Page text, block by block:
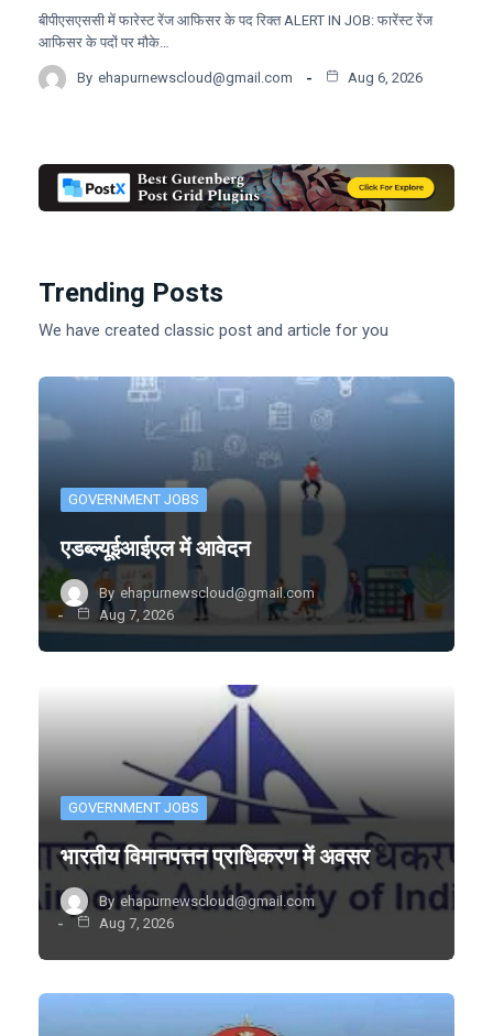
बीपीएसएससी में फारेस्ट रेंज आफिसर के पद रिक्त ALERT IN JOB: फारेंस्ट रेंज
आफिसर के पदों पर मौके…
By ehapurnewscloud@gmail.com Aug 6, 2026
Trending Posts
We have created classic post and article for you
GOVERNMENT JOBS
एडब्ल्यूईआईएल में आवेदन
By ehapurnewscloud@gmail.com
Aug 7, 2026
GOVERNMENT JOBS
भारतीय विमानपत्तन प्राधिकरण में अवसर
By ehapurnewscloud@gmail.com
Aug 7, 2026